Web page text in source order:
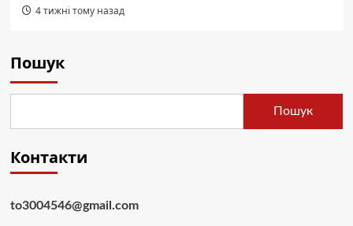
4 тижні тому назад
Пошук
Пошук
Контакти
to3004546@gmail.com